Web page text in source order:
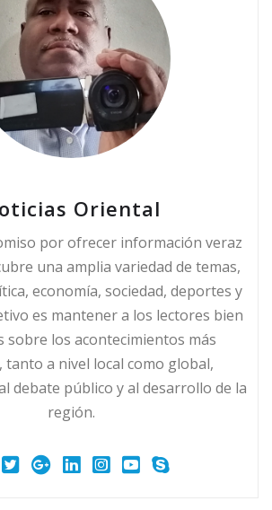
Oriental
por ofrecer información veraz
una amplia variedad de temas,
economía, sociedad, deportes y
es mantener a los lectores bien
sobre los acontecimientos más
tanto a nivel local como global,
debate público y al desarrollo de la
región.